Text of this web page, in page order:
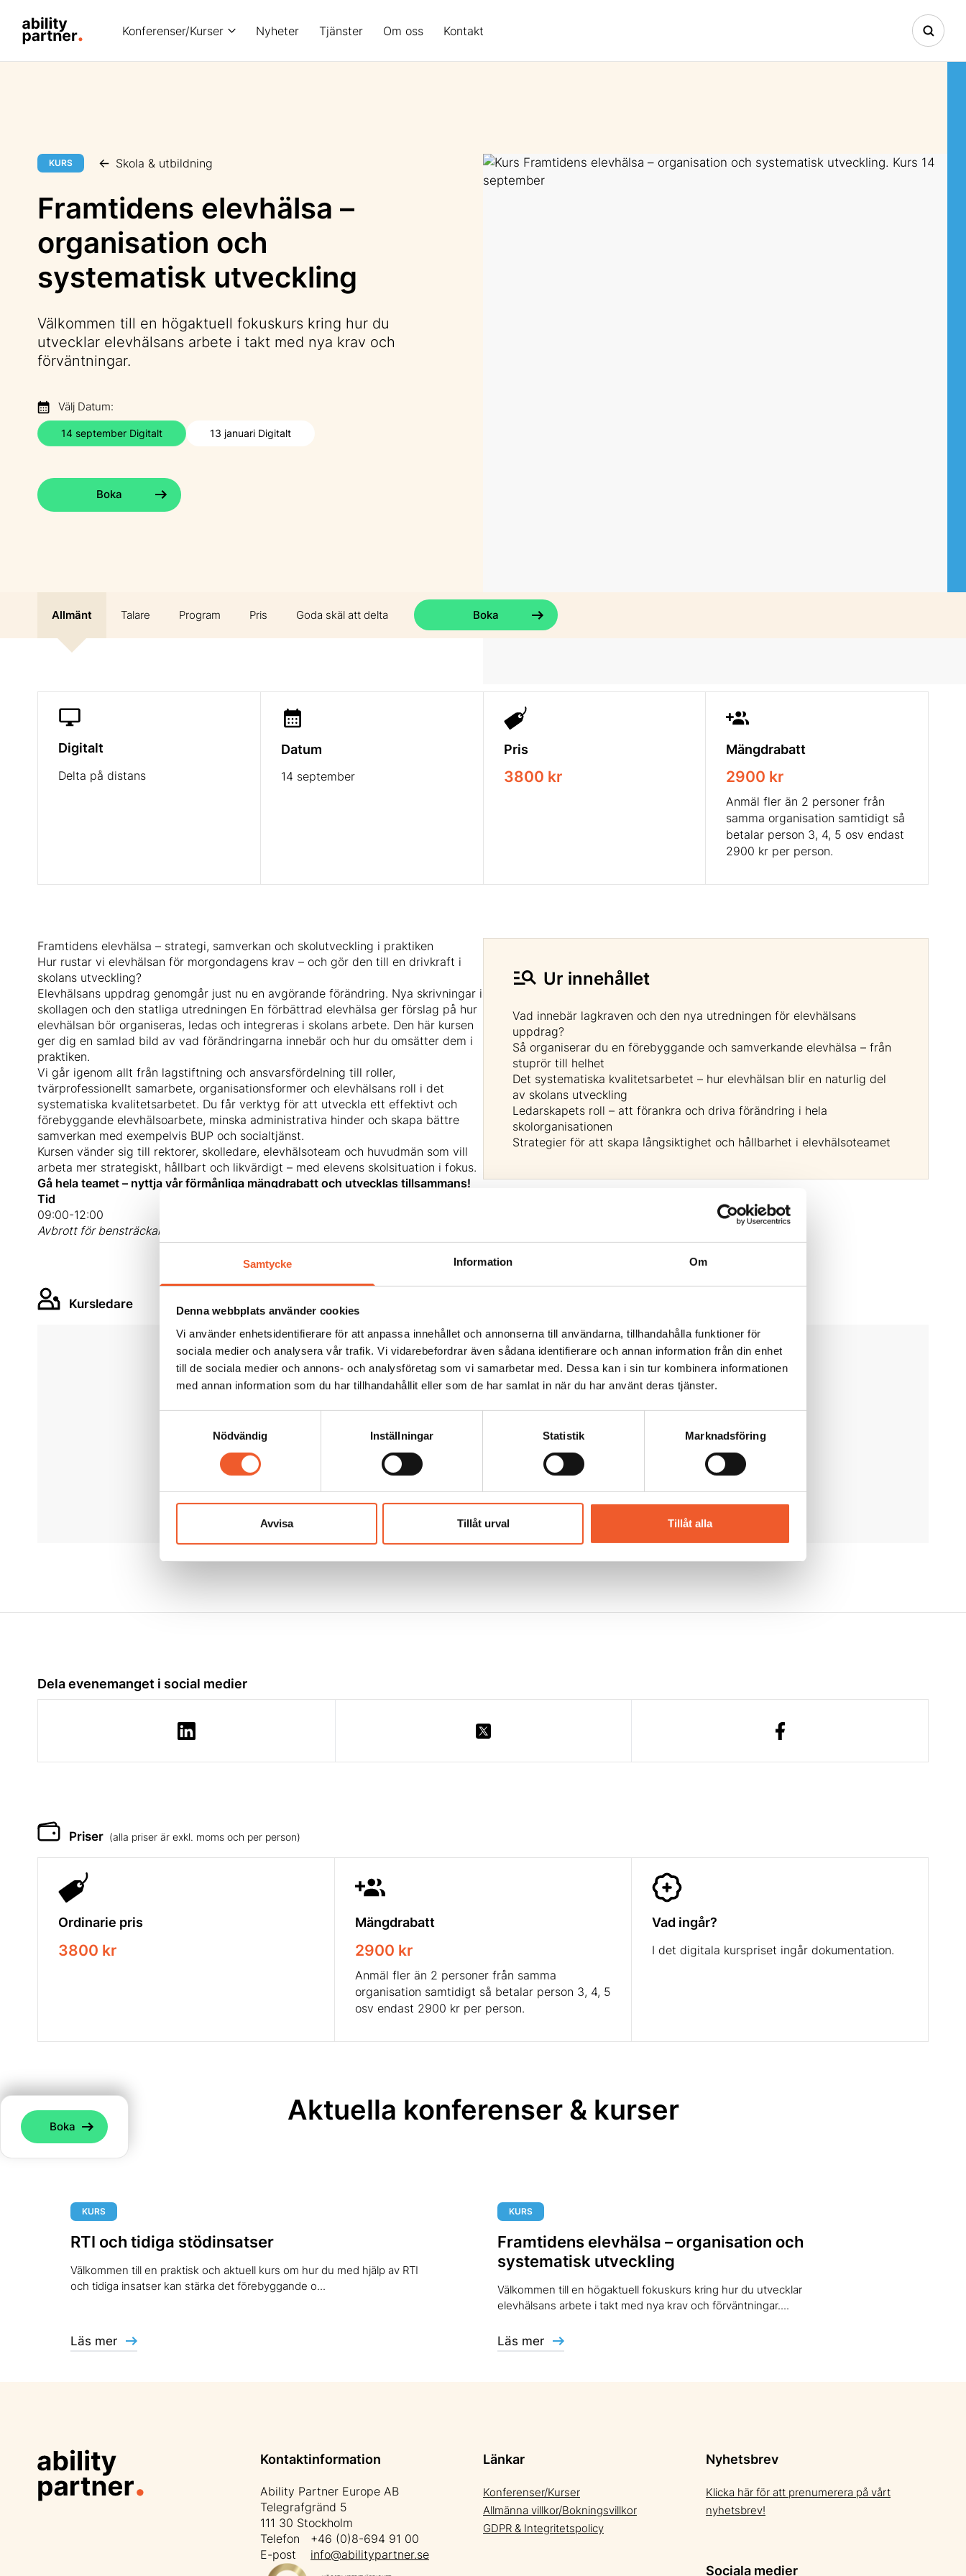
Samtycke Information Om
Denna webbplats använder cookies
Vi använder enhetsidentifierare för att anpassa innehållet och annonserna till användarna, tillhandahålla funktioner för
sociala medier och analysera vår trafik. Vi vidarebefordrar även sådana identifierare och annan information från din enhet
till de sociala medier och annons- och analysföretag som vi samarbetar med. Dessa kan i sin tur kombinera informationen
med annan information som du har tillhandahållit eller som de har samlat in när du har använt deras tjänster.
Nödvändig
Inställningar Statistik Marknadsföring
Avvisa Tillåt urval Tillåt alla
Konferenser/Kurser Nyheter Tjänster Om oss Kontakt
KURS Skola & utbildning
Framtidens elevhälsa –
organisation och
systematisk utveckling
Välkommen till en högaktuell fokuskurs kring hur du
utvecklar elevhälsans arbete i takt med nya krav och
förväntningar.
Välj Datum:
14 september Digitalt 13 januari Digitalt
Boka
Allmänt Talare Program Pris Goda skäl att delta Boka
Digitalt
Delta på distans
Datum
14 september
Pris
3800 kr
Mängdrabatt
2900 kr
Anmäl fler än 2 personer från
samma organisation samtidigt så
betalar person 3, 4, 5 osv endast
2900 kr per person.
Framtidens elevhälsa – strategi, samverkan och skolutveckling i praktiken
Hur rustar vi elevhälsan för morgondagens krav – och gör den till en drivkraft i
skolans utveckling?
Elevhälsans uppdrag genomgår just nu en avgörande förändring. Nya skrivningar i
skollagen och den statliga utredningen En förbättrad elevhälsa ger förslag på hur
elevhälsan bör organiseras, ledas och integreras i skolans arbete. Den här kursen
ger dig en samlad bild av vad förändringarna innebär och hur du omsätter dem i
praktiken.
Vi går igenom allt från lagstiftning och ansvarsfördelning till roller,
tvärprofessionellt samarbete, organisationsformer och elevhälsans roll i det
systematiska kvalitetsarbetet. Du får verktyg för att utveckla ett effektivt och
förebyggande elevhälsoarbete, minska administrativa hinder och skapa bättre
samverkan med exempelvis BUP och socialtjänst.
Kursen vänder sig till rektorer, skolledare, elevhälsoteam och huvudmän som vill
arbeta mer strategiskt, hållbart och likvärdigt – med elevens skolsituation i fokus.
Gå hela teamet – nyttja vår förmånliga mängdrabatt och utvecklas tillsammans!
Tid
09:00-12:00
Avbrott för bensträckare ges.
Ur innehållet
Vad innebär lagkraven och den nya utredningen för elevhälsans
uppdrag?
Så organiserar du en förebyggande och samverkande elevhälsa – från
stuprör till helhet
Det systematiska kvalitetsarbetet – hur elevhälsan blir en naturlig del
av skolans utveckling
Ledarskapets roll – att förankra och driva förändring i hela
skolorganisationen
Strategier för att skapa långsiktighet och hållbarhet i elevhälsoteamet
Kursledare
EduCo
Dela evenemanget i social medier
Priser (alla priser är exkl. moms och per person)
Ordinarie pris
3800 kr
Mängdrabatt
2900 kr
Anmäl fler än 2 personer från samma
organisation samtidigt så betalar person 3, 4, 5
osv endast 2900 kr per person.
Vad ingår?
I det digitala kurspriset ingår dokumentation.
Boka
Aktuella konferenser & kurser
KURS
RTI och tidiga stödinsatser
Välkommen till en praktisk och aktuell kurs om hur du med hjälp av RTI
och tidiga insatser kan stärka det förebyggande o...
Läs mer
KURS
Framtidens elevhälsa – organisation och
systematisk utveckling
Välkommen till en högaktuell fokuskurs kring hur du utvecklar
elevhälsans arbete i takt med nya krav och förväntningar....
Läs mer
Kontaktinformation
Ability Partner Europe AB
Telegrafgränd 5
111 30 Stockholm
Telefon +46 (0)8-694 91 00
E-post info@abilitypartner.se
Länkar
Konferenser/Kurser
Allmänna villkor/Bokningsvillkor
GDPR & Integritetspolicy
Nyhetsbrev
Klicka här för att prenumerera på vårt
nyhetsbrev!
Sociala medier